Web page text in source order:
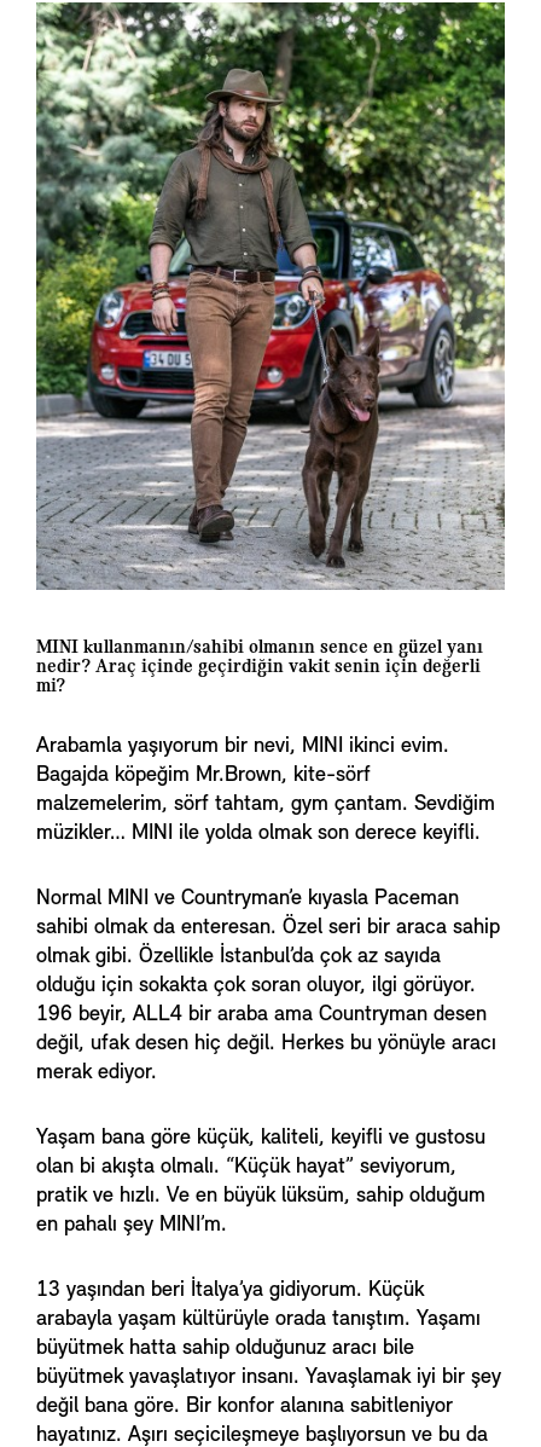
MINI kullanmanın/sahibi olmanın sence en güzel yanı
nedir? Araç içinde geçirdiğin vakit senin için değerli
mi?
Arabamla yaşıyorum bir nevi, MINI ikinci evim.
Bagajda köpeğim Mr.Brown, kite-sörf
malzemelerim, sörf tahtam, gym çantam. Sevdiğim
müzikler… MINI ile yolda olmak son derece keyifli.
Normal MINI ve Countryman’e kıyasla Paceman
sahibi olmak da enteresan. Özel seri bir araca sahip
olmak gibi. Özellikle İstanbul’da çok az sayıda
olduğu için sokakta çok soran oluyor, ilgi görüyor.
196 beyir, ALL4 bir araba ama Countryman desen
değil, ufak desen hiç değil. Herkes bu yönüyle aracı
merak ediyor.
Yaşam bana göre küçük, kaliteli, keyifli ve gustosu
olan bi akışta olmalı. “Küçük hayat” seviyorum,
pratik ve hızlı. Ve en büyük lüksüm, sahip olduğum
en pahalı şey MINI’m.
13 yaşından beri İtalya’ya gidiyorum. Küçük
arabayla yaşam kültürüyle orada tanıştım. Yaşamı
büyütmek hatta sahip olduğunuz aracı bile
büyütmek yavaşlatıyor insanı. Yavaşlamak iyi bir şey
değil bana göre. Bir konfor alanına sabitleniyor
hayatınız. Aşırı seçicileşmeye başlıyorsun ve bu da